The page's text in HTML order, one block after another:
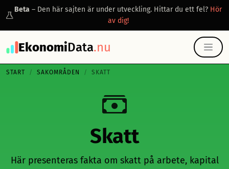
Beta – Den här sajten är under utveckling. Hittar du ett fel? Hör
av dig!
EkonomiData.nu
START SAKOMRÅDEN SKATT
Skatt
Här presenteras fakta om skatt på arbete, kapital